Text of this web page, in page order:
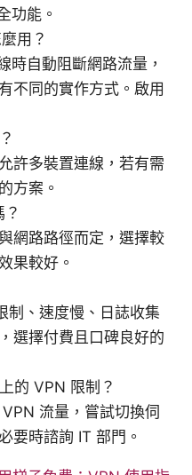
功能。
用？
自動阻斷網路流量，
不同的實作方式。啟用
許多裝置連線，若有需
方案。
網路路徑而定，選擇較
果較好。
制、速度慢、日誌收集
選擇付費且口碑良好的
的 VPN 限制？
流量，嘗試切換伺
要時諮詢 IT 部門。